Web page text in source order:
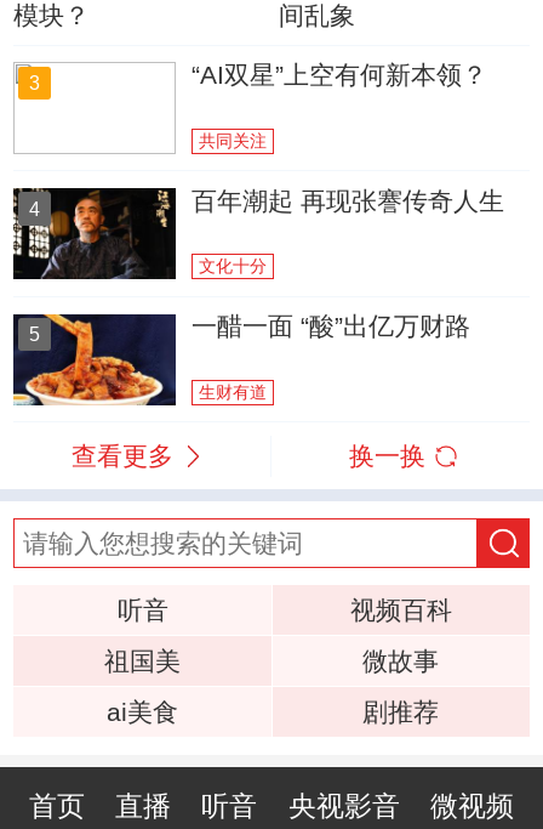
模块？
间乱象
3 “AI双星”上空有何新本领？
共同关注
4 百年潮起 再现张謇传奇人生
文化十分
5 一醋一面 “酸”出亿万财路
生财有道
查看更多 换一换
听音
视频百科
祖国美
微故事
ai美食
剧推荐
首页 直播 听音 央视影音 微视频